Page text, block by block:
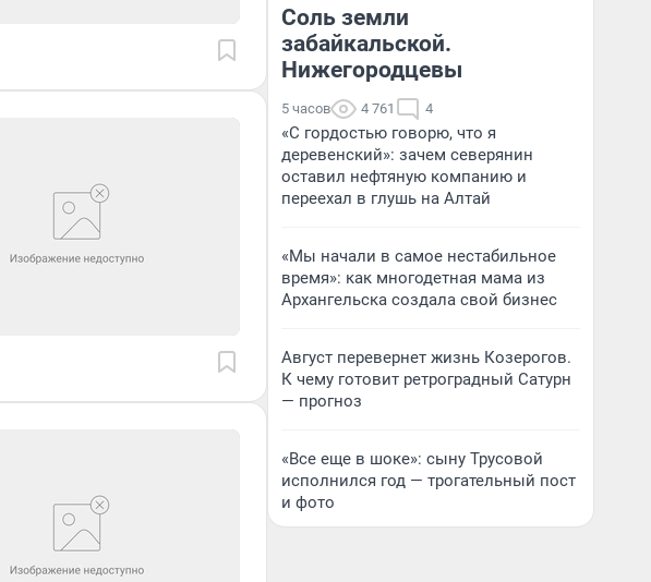
Соль земли
забайкальской.
Нижегородцевы
5 часов 4 761 4
«С гордостью говорю, что я
деревенский»: зачем северянин
оставил нефтяную компанию и
переехал в глушь на Алтай
«Мы начали в самое нестабильное
время»: как многодетная мама из
Архангельска создала свой бизнес
Август перевернет жизнь Козерогов.
К чему готовит ретроградный Сатурн
— прогноз
«Все еще в шоке»: сыну Трусовой
исполнился год — трогательный пост
и фото